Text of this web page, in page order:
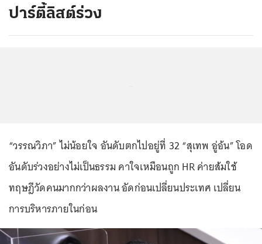
ปาร์ตี้ลิสต์ร่วง
“วรรณวิภา” ไม่น้อยใจ อันดับตกไปอยู่ที่ 32 “สุเทพ อู่อ้น” โอด
อันดับร่วงอย่างไม่เป็นธรรม คาใจเหมือนถูก HR ค่ายส้มใช้
ทฤษฎีวัดคนมากกว่าผลงาน อัดก่อนเปลี่ยนประเทศ เปลี่ยน
การบริหารภายในก่อน